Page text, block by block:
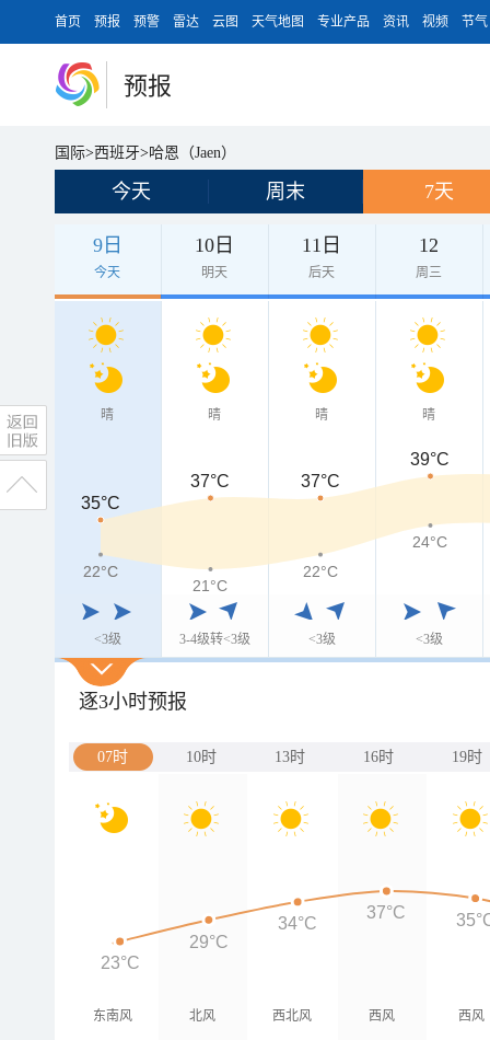
首页 预报 预警 雷达 云图 天气地图 专业产品 资讯 视频 节气
预报
国际>西班牙>哈恩（Jaen）
今天 周末 7天
9日
今天
10日
明天
11日
后天
12
周三
晴
<3级
晴
3-4级转<3级
晴
<3级
晴
<3级
35°C
35°C
37°C 37°C
39°C
22°C
22°C
21°C
22°C
24°C
逐3小时预报
07时 10时 13时 16时 19时
东南风 北风 西北风 西风 西风
23°C
29°C
34°C
37°C